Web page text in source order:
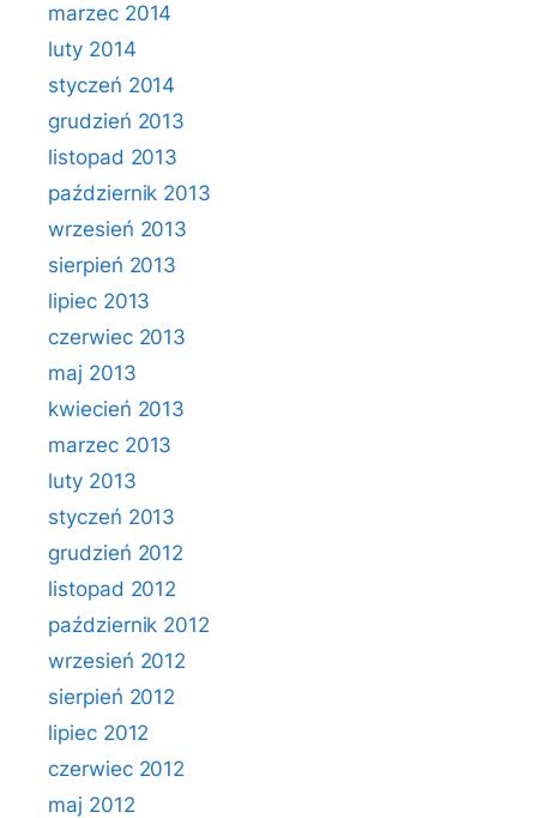
marzec 2014
luty 2014
styczeń 2014
grudzień 2013
listopad 2013
październik 2013
wrzesień 2013
sierpień 2013
lipiec 2013
czerwiec 2013
maj 2013
kwiecień 2013
marzec 2013
luty 2013
styczeń 2013
grudzień 2012
listopad 2012
październik 2012
wrzesień 2012
sierpień 2012
lipiec 2012
czerwiec 2012
maj 2012